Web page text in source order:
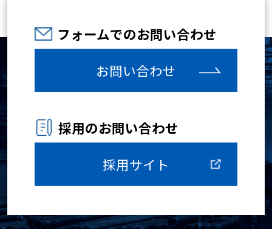
フォームでのお問い合わせ
お問い合わせ
採用のお問い合わせ
採用サイト